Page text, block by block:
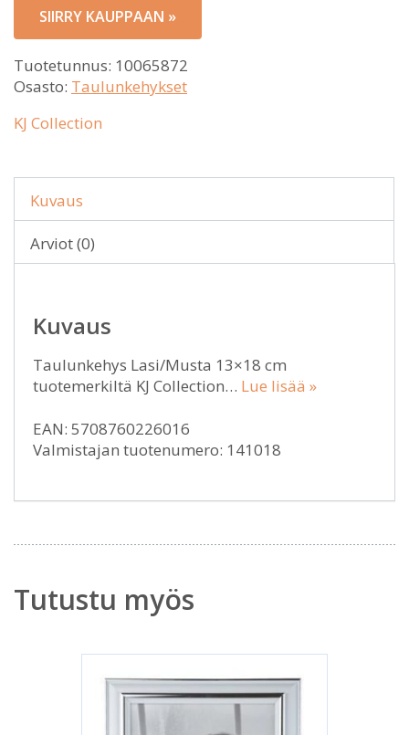
SIIRRY KAUPPAAN »
Tuotetunnus: 10065872
Osasto: Taulunkehykset
KJ Collection
Kuvaus
Arviot (0)
Kuvaus
Taulunkehys Lasi/Musta 13×18 cm
tuotemerkiltä KJ Collection… Lue lisää »
EAN: 5708760226016
Valmistajan tuotenumero: 141018
Tutustu myös